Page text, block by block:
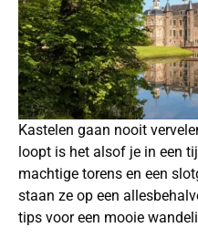
Kastelen gaan nooit
loopt is het alsof je in een
machtige torens en een
staan ze op een
tips voor een mooie